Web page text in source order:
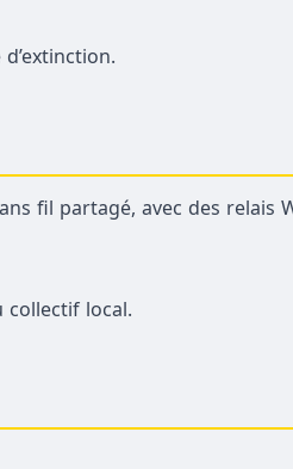
fil partagé, avec des relais
collectif local.